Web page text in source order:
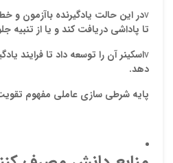
vدر این حالت یادگیرنده باآزمون و
تا پاداشی دریافت کند و یا از تنبیه
vاسکینر آن را توسعه داد تا فرایند
دهد.
پایه شرطی سازی عاملی مفهوم